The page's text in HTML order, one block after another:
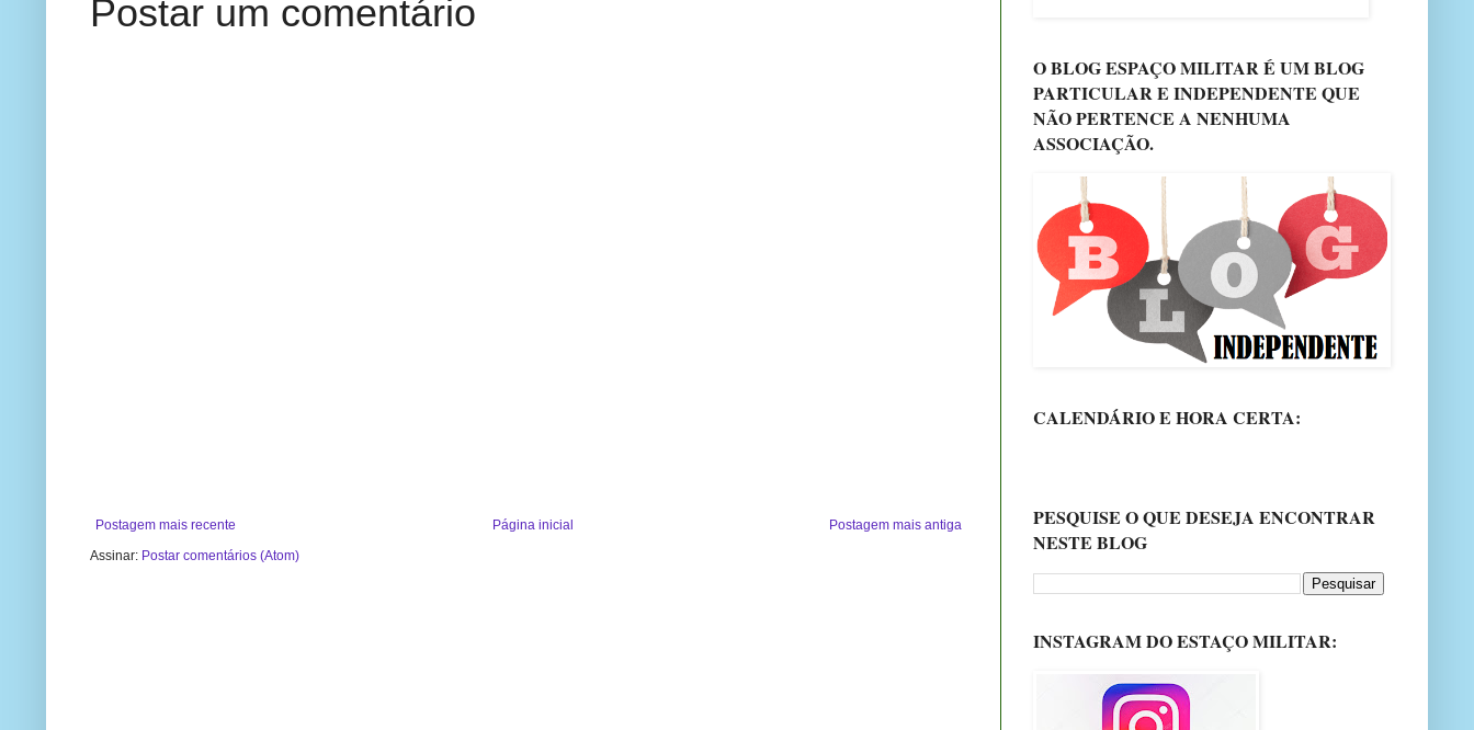
Postar um comentário
Postagem mais recente Postagem mais antiga
Página inicial
Assinar: Postar comentários (Atom)
O BLOG ESPAÇO MILITAR É UM BLOG
PARTICULAR E INDEPENDENTE QUE
NÃO PERTENCE A NENHUMA
ASSOCIAÇÃO.
CALENDÁRIO E HORA CERTA:
PESQUISE O QUE DESEJA ENCONTRAR
NESTE BLOG
INSTAGRAM DO ESTAÇO MILITAR: